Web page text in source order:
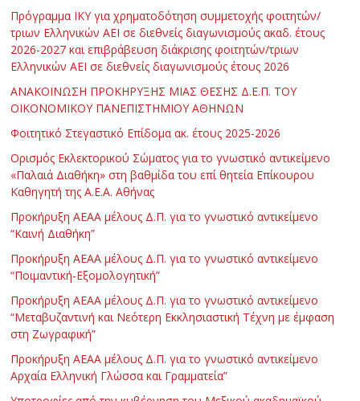
Πρόγραμμα ΙΚΥ για χρηματοδότηση συμμετοχής φοιτητών/
τριων Ελληνικών ΑΕΙ σε διεθνείς διαγωνισμούς ακαδ. έτους
2026-2027 και επιβράβευση διάκρισης φοιτητών/τριων
Ελληνικών ΑΕΙ σε διεθνείς διαγωνισμούς έτους 2026
ΑΝΑΚΟΙΝΩΣΗ ΠΡΟΚΗΡΥΞΗΣ ΜΙΑΣ ΘΕΣΗΣ Δ.Ε.Π. ΤΟΥ
ΟΙΚΟΝΟΜΙΚΟΥ ΠΑΝΕΠΙΣΤΗΜΙΟΥ ΑΘΗΝΩΝ
Φοιτητικό Στεγαστικό Επίδομα ακ. έτους 2025-2026
Ορισμός Εκλεκτορικού Σώματος για το γνωστικό αντικείμενο
«Παλαιά Διαθήκη» στη βαθμίδα του επί θητεία Επίκουρου
Καθηγητή της Α.Ε.Α. Αθήνας
Προκήρυξη ΑΕΑΑ μέλους Δ.Π. για το γνωστικό αντικείμενο
“Καινή Διαθήκη”
Προκήρυξη ΑΕΑΑ μέλους Δ.Π. για το γνωστικό αντικείμενο
“Ποιμαντική-Εξομολογητική”
Προκήρυξη ΑΕΑΑ μέλους Δ.Π. για το γνωστικό αντικείμενο
“Μεταβυζαντινή και Νεότερη Εκκλησιαστική Τέχνη με έμφαση
στη Ζωγραφική”
Προκήρυξη ΑΕΑΑ μέλους Δ.Π. για το γνωστικό αντικείμενο
Αρχαία Ελληνική Γλώσσα και Γραμματεία”